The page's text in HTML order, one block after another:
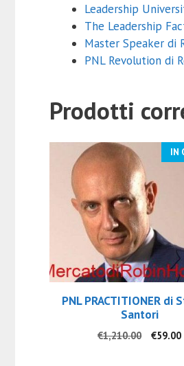
Leadership
The Leadership
Master Speaker di
PNL Revolution di
Prodotti
IN
PNL PRACTITIONER di
Santori
€1,210.00
Il
€59.00Il